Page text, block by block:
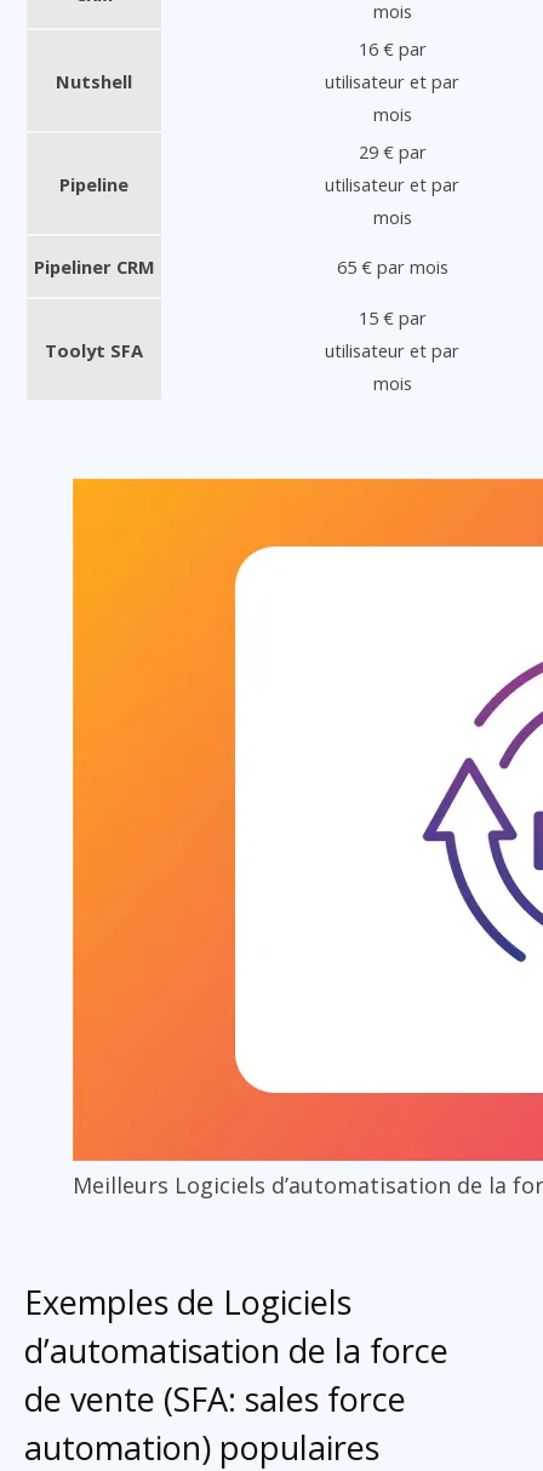
mois
Nutshell
16 € par
utilisateur et par
mois
Pipeline
29 € par
utilisateur et par
mois
Pipeliner CRM 65 € par mois
Toolyt SFA
15 € par
utilisateur et par
mois
Meilleurs Logiciels d’automatisation de la
Exemples de Logiciels
d’automatisation de la force
de vente (SFA: sales force
automation) populaires